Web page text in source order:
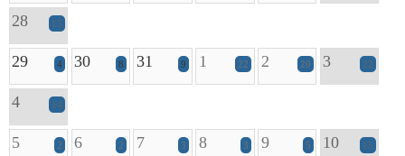
28 15
29 4 30 8 31 9 1 22 2 20 3 22
4 14
5 2 6 2 7 3 8 3 9 5 10 15